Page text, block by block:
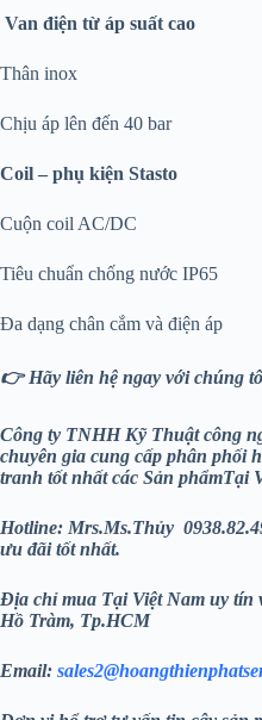
Van điện từ áp suất cao
Thân inox
Chịu áp lên đến 40 bar
Coil – phụ kiện Stasto
Cuộn coil AC/DC
Tiêu chuẩn chống nước IP65
Đa dạng chân cắm và điện áp
👉 Hãy liên hệ ngay với chúng
Công ty TNHH Kỹ Thuật công
chuyên gia cung cấp phân phối
tranh tốt nhất các Sản phẩmTại
Hotline: Mrs.Ms.Thủy
ưu đãi tốt nhất.
Địa chỉ mua Tại Việt Nam uy tín
Hồ Tràm, Tp.HCM
Email: